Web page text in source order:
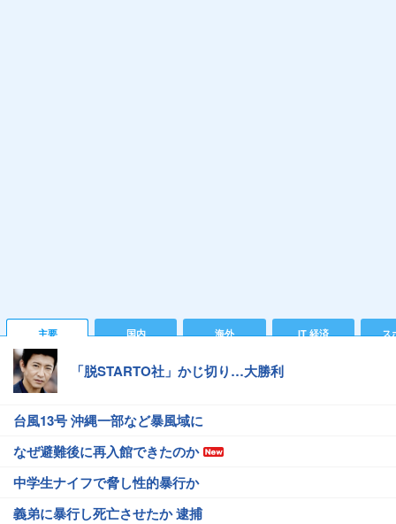
主要 国内 海外 IT 経済 ス
「脱STARTO社」かじ切り…大勝利
台風13号 沖縄一部など暴風域に
なぜ避難後に再入館できたのか
中学生ナイフで脅し性的暴行か
義弟に暴行し死亡させたか 逮捕